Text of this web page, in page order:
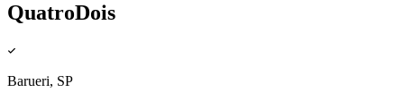
QuatroDois
Barueri, SP